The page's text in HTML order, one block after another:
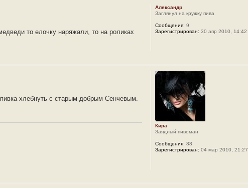
то елочку наряжали, то на роликах
Александр
Заглянул на кружку пива
Сообщения: 9
Зарегистрирован: 30 апр 2010, 14:42
хлебнуть с старым добрым Сенчевым.
Кира
Заядлый пивоман
Сообщения: 88
Зарегистрирован: 04 мар 2010, 21:27